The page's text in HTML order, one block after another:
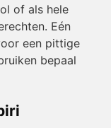
of als hele
Eén
een pittige
bepaal